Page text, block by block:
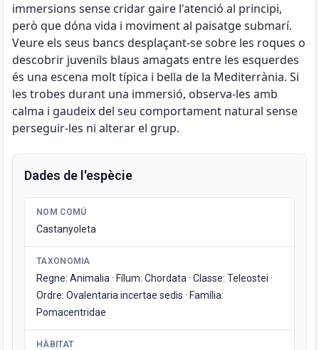
immersions sense cridar gaire l'atenció al principi,
però que dóna vida i moviment al paisatge submarí.
Veure els seus bancs desplaçant-se sobre les roques o
descobrir juvenils blaus amagats entre les esquerdes
és una escena molt típica i bella de la Mediterrània. Si
les trobes durant una immersió, observa-les amb
calma i gaudeix del seu comportament natural sense
perseguir-les ni alterar el grup.
Dades de l'espècie
NOM COMÚ
Castanyoleta
TAXONOMIA
Regne: Animalia · Fílum: Chordata · Classe: Teleostei ·
Ordre: Ovalentaria incertae sedis · Família:
Pomacentridae
HÀBITAT